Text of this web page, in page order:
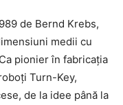
de Bernd Krebs,
medii cu
pionier în fabricația
Turn-Key,
de la idee până la